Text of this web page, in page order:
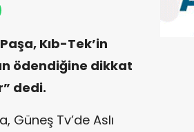
Kıb-Tek’in
ödendiğine dikkat
dedi.
Güneş Tv’de Aslı